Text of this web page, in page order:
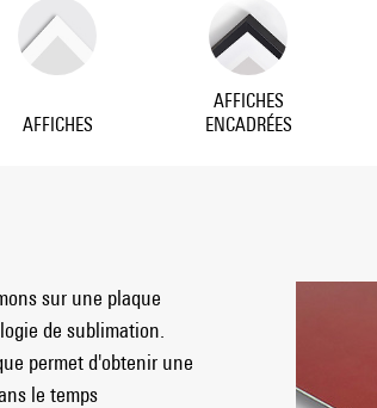
AFFICHES
AFFICHES
ENCADRÉES
sur une plaque
de sublimation.
permet d'obtenir une
le temps